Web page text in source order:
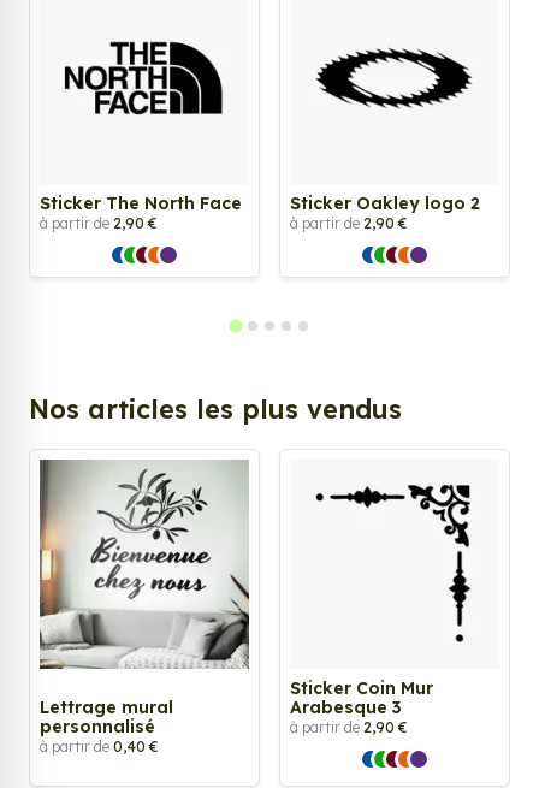
Sticker The North Face
à partir de 2,90 €
Sticker Oakley logo 2
à partir de 2,90 €
Nos articles les plus vendus
Lettrage mural
personnalisé
à partir de 0,40 €
Sticker Coin Mur
Arabesque 3
à partir de 2,90 €